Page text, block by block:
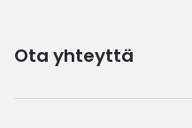
Ota yhteyttä